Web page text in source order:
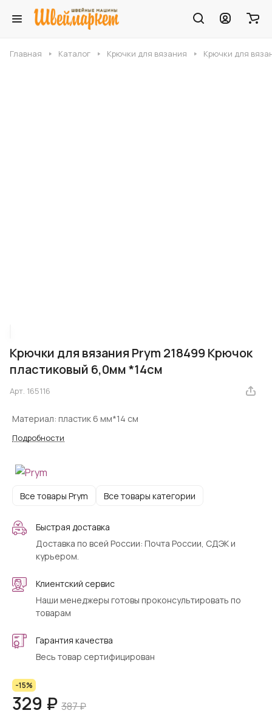
Главная Каталог Крючки для вязания Крючки для
Крючки для вязания Prym 218499 Крючок
пластиковый 6,0мм *14см
Арт. 165116
Материал: пластик 6 мм*14 см
Подробности
Все товары Prym Все товары категории
Быстрая доставка
Доставка по всей России: Почта России, СДЭК и
курьером.
Клиентский сервис
Наши менеджеры готовы проконсультировать по
товарам
Гарантия качества
Весь товар сертифицирован
-15%
329 ₽ 387 ₽